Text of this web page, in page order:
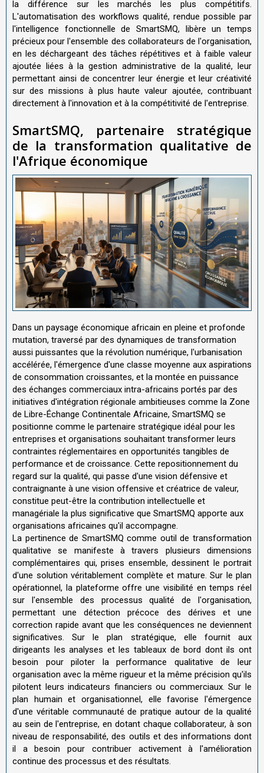
la différence sur les marchés les plus compétitifs.
L'automatisation des workflows qualité, rendue possible par
l'intelligence fonctionnelle de SmartSMQ, libère un temps
précieux pour l'ensemble des collaborateurs de l'organisation,
en les déchargeant des tâches répétitives et à faible valeur
ajoutée liées à la gestion administrative de la qualité, leur
permettant ainsi de concentrer leur énergie et leur créativité
sur des missions à plus haute valeur ajoutée, contribuant
directement à l'innovation et à la compétitivité de l'entreprise.
SmartSMQ, partenaire stratégique
de la transformation qualitative de
l'Afrique économique
Dans un paysage économique africain en pleine et profonde
mutation, traversé par des dynamiques de transformation
aussi puissantes que la révolution numérique, l'urbanisation
accélérée, l'émergence d'une classe moyenne aux aspirations
de consommation croissantes, et la montée en puissance
des échanges commerciaux intra-africains portés par des
initiatives d'intégration régionale ambitieuses comme la Zone
de Libre-Échange Continentale Africaine, SmartSMQ se
positionne comme le partenaire stratégique idéal pour les
entreprises et organisations souhaitant transformer leurs
contraintes réglementaires en opportunités tangibles de
performance et de croissance. Cette repositionnement du
regard sur la qualité, qui passe d'une vision défensive et
contraignante à une vision offensive et créatrice de valeur,
constitue peut-être la contribution intellectuelle et
managériale la plus significative que SmartSMQ apporte aux
organisations africaines qu'il accompagne.
La pertinence de SmartSMQ comme outil de transformation
qualitative se manifeste à travers plusieurs dimensions
complémentaires qui, prises ensemble, dessinent le portrait
d'une solution véritablement complète et mature. Sur le plan
opérationnel, la plateforme offre une visibilité en temps réel
sur l'ensemble des processus qualité de l'organisation,
permettant une détection précoce des dérives et une
correction rapide avant que les conséquences ne deviennent
significatives. Sur le plan stratégique, elle fournit aux
dirigeants les analyses et les tableaux de bord dont ils ont
besoin pour piloter la performance qualitative de leur
organisation avec la même rigueur et la même précision qu'ils
pilotent leurs indicateurs financiers ou commerciaux. Sur le
plan humain et organisationnel, elle favorise l'émergence
d'une véritable communauté de pratique autour de la qualité
au sein de l'entreprise, en dotant chaque collaborateur, à son
niveau de responsabilité, des outils et des informations dont
il a besoin pour contribuer activement à l'amélioration
continue des processus et des résultats.